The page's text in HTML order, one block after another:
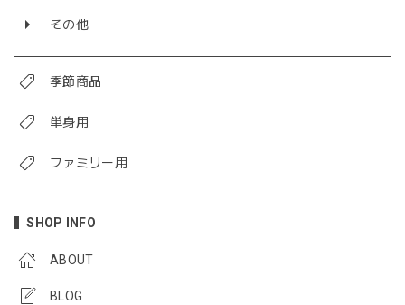
その他
季節商品
単身用
ファミリー用
SHOP INFO
ABOUT
BLOG